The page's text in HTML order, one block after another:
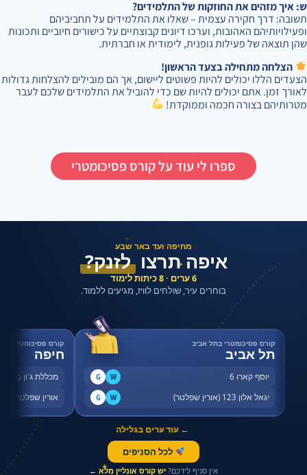
ש: איך מזהים את החוזקות של התלמידים?
תשובה: דרך חקירה עצמית – שאלו את התלמידים על תחביביהם
ופעילויותיהם האהובות, וערכו דיונים קבוצתיים על כישורים חיוביים ותכונות
שהן תוצאה של פעילות גופנית, לימודית או חברתית.
הצלחה מתחילה בצעד הראשון!
הצעדים הללו יכולים להיות פשוטים ליישום, אך הם מובילים להצלחות גדולות
לאורך זמן. אתם יכולים להיות שם כדי להוביל את התלמידים שלכם לעבר
מטרותיהם בצורה חכמה וממוקדת!
ספרו לי עוד על קורס פסיכומטרי
✦
✦
✦
מחיפה ועד באר שבע
איפה תרצולזנק?
6 ערים · 8 כיתות לימוד
בוחרים עיר, שולחים לוויז, מגיעים ללמוד.
קורס פסיכומטרי בתל אביב
תל אביב
יוסף קארו 6 W
G
יגאל אלון 123 (אורין שפלטר) W
G
קורס פסיכומטרי
חיפה
מכללת ג'ון
אורין שפלטר,
← עוד ערים בגלילה
לכל הסניפים
אין סניף לידכם? יש קורס אונליין מלא ←